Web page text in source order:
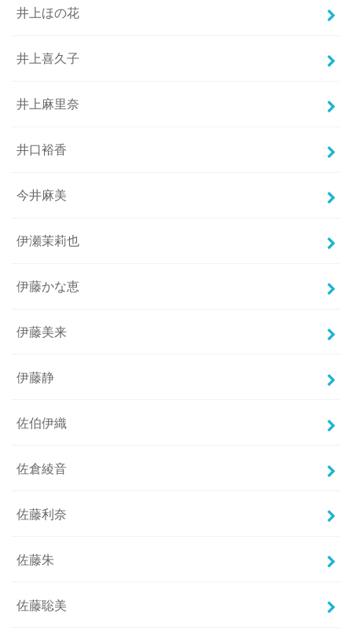
井上ほの花
井上喜久子
井上麻里奈
井口裕香
今井麻美
伊瀬茉莉也
伊藤かな恵
伊藤美来
伊藤静
佐伯伊織
佐倉綾音
佐藤利奈
佐藤朱
佐藤聡美